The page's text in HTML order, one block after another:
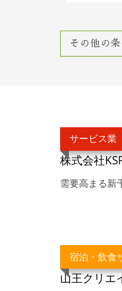
その他の
サービス業
株式会社
需要高まる新
宿泊・飲食
山王クリエ